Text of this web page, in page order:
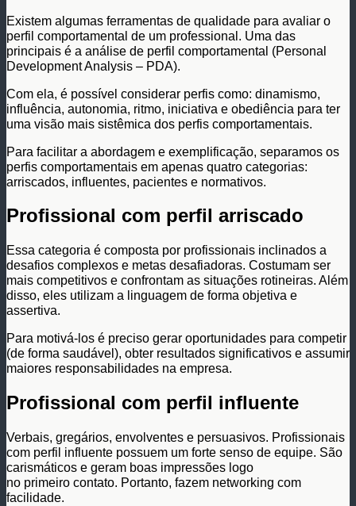
Existem algumas ferramentas de qualidade para avaliar o
perfil comportamental de um professional. Uma das
principais é a análise de perfil comportamental (Personal
Development Analysis – PDA).
Com ela, é possível considerar perfis como: dinamismo,
influência, autonomia, ritmo, iniciativa e obediência para ter
uma visão mais sistêmica dos perfis comportamentais.
Para facilitar a abordagem e exemplificação, separamos os
perfis comportamentais em apenas quatro categorias:
arriscados, influentes, pacientes e normativos.
Profissional com perfil arriscado
Essa categoria é composta por profissionais inclinados a
desafios complexos e metas desafiadoras. Costumam ser
mais competitivos e confrontam as situações rotineiras. Além
disso, eles utilizam a linguagem de forma objetiva e
assertiva.
Para motivá-los é preciso gerar oportunidades para competir
(de forma saudável), obter resultados significativos e assumir
maiores responsabilidades na empresa.
Profissional com perfil influente
Verbais, gregários, envolventes e persuasivos. Profissionais
com perfil influente possuem um forte senso de equipe. São
carismáticos e geram boas impressões logo
no primeiro contato. Portanto, fazem networking com
facilidade.